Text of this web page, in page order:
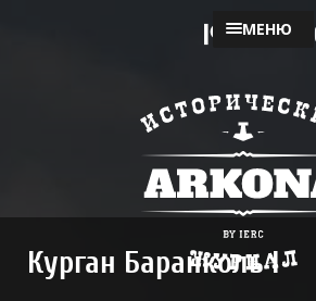
МЕНЮ
Курган Баранколь I